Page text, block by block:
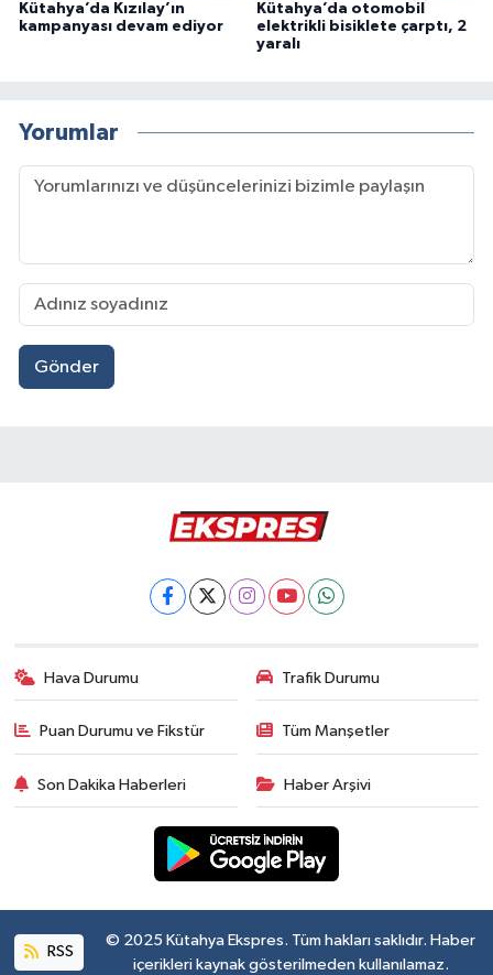
Kütahya’da Kızılay’ın
kampanyası devam ediyor
Kütahya’da otomobil
elektrikli bisiklete çarptı, 2
yaralı
Yorumlar
Gönder
Hava Durumu Trafik Durumu
Puan Durumu ve Fikstür Tüm Manşetler
Son Dakika Haberleri Haber Arşivi
RSS
© 2025 Kütahya Ekspres. Tüm hakları saklıdır. Haber
içerikleri kaynak gösterilmeden kullanılamaz.